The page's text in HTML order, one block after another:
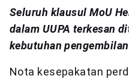
Seluruh klausul MoU
dalam UUPA terkesan
kebutuhan
Nota kesepakatan